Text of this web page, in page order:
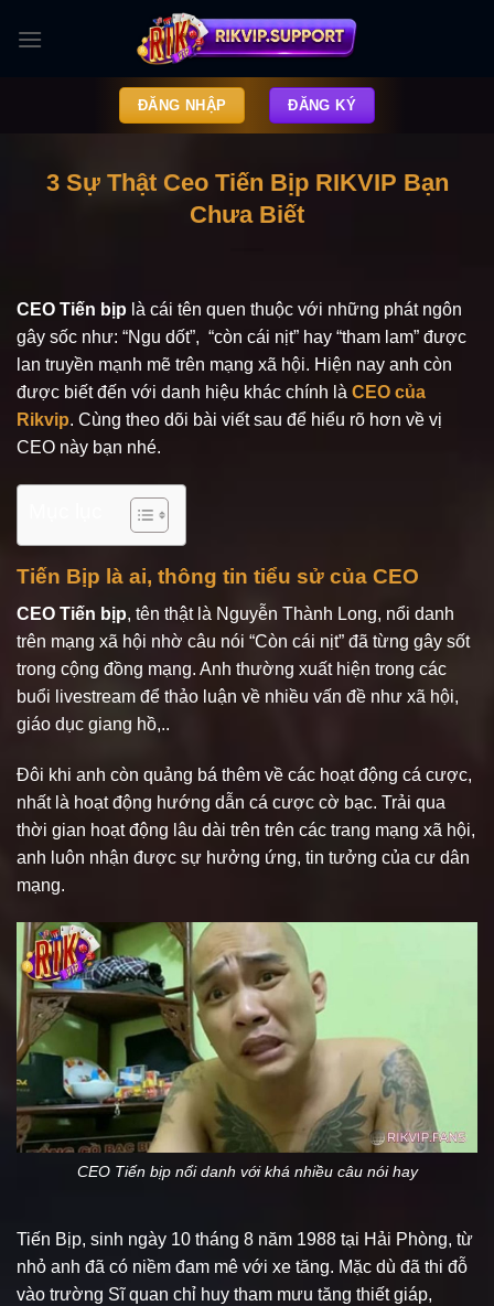
ĐĂNG NHẬP ĐĂNG KÝ
3 Sự Thật Ceo Tiến Bịp RIKVIP Bạn
Chưa Biết
CEO Tiến bịp là cái tên quen thuộc với những phát ngôn
gây sốc như: “Ngu dốt”, “còn cái nịt” hay “tham lam” được
lan truyền mạnh mẽ trên mạng xã hội. Hiện nay anh còn
được biết đến với danh hiệu khác chính là CEO của
Rikvip. Cùng theo dõi bài viết sau để hiểu rõ hơn về vị
CEO này bạn nhé.
Tiến Bịp là ai, thông tin tiểu sử của CEO
CEO Tiến bịp, tên thật là Nguyễn Thành Long, nổi danh
trên mạng xã hội nhờ câu nói “Còn cái nịt” đã từng gây sốt
trong cộng đồng mạng. Anh thường xuất hiện trong các
buổi livestream để thảo luận về nhiều vấn đề như xã hội,
giáo dục giang hồ,..
Đôi khi anh còn quảng bá thêm về các hoạt động cá cược,
nhất là hoạt động hướng dẫn cá cược cờ bạc. Trải qua
thời gian hoạt động lâu dài trên trên các trang mạng xã hội,
anh luôn nhận được sự hưởng ứng, tin tưởng của cư dân
mạng.
CEO Tiến bịp nổi danh với khá nhiều câu nói hay
Tiến Bịp, sinh ngày 10 tháng 8 năm 1988 tại Hải Phòng, từ
nhỏ anh đã có niềm đam mê với xe tăng. Mặc dù đã thi đỗ
vào trường Sĩ quan chỉ huy tham mưu tăng thiết giáp,